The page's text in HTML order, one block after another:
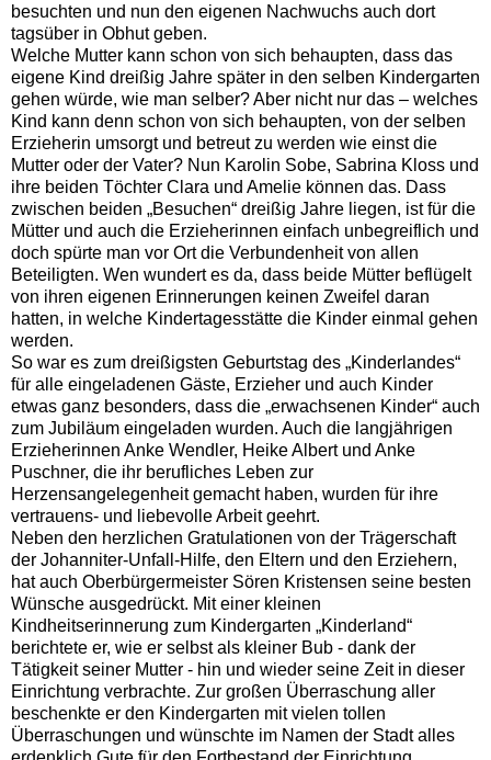
besuchten und nun den eigenen Nachwuchs auch dort
tagsüber in Obhut geben.
Welche Mutter kann schon von sich behaupten, dass das
eigene Kind dreißig Jahre später in den selben Kindergarten
gehen würde, wie man selber? Aber nicht nur das – welches
Kind kann denn schon von sich behaupten, von der selben
Erzieherin umsorgt und betreut zu werden wie einst die
Mutter oder der Vater? Nun Karolin Sobe, Sabrina Kloss und
ihre beiden Töchter Clara und Amelie können das. Dass
zwischen beiden „Besuchen“ dreißig Jahre liegen, ist für die
Mütter und auch die Erzieherinnen einfach unbegreiflich und
doch spürte man vor Ort die Verbundenheit von allen
Beteiligten. Wen wundert es da, dass beide Mütter beflügelt
von ihren eigenen Erinnerungen keinen Zweifel daran
hatten, in welche Kindertagesstätte die Kinder einmal gehen
werden.
So war es zum dreißigsten Geburtstag des „Kinderlandes“
für alle eingeladenen Gäste, Erzieher und auch Kinder
etwas ganz besonders, dass die „erwachsenen Kinder“ auch
zum Jubiläum eingeladen wurden. Auch die langjährigen
Erzieherinnen Anke Wendler, Heike Albert und Anke
Puschner, die ihr berufliches Leben zur
Herzensangelegenheit gemacht haben, wurden für ihre
vertrauens- und liebevolle Arbeit geehrt.
Neben den herzlichen Gratulationen von der Trägerschaft
der Johanniter-Unfall-Hilfe, den Eltern und den Erziehern,
hat auch Oberbürgermeister Sören Kristensen seine besten
Wünsche ausgedrückt. Mit einer kleinen
Kindheitserinnerung zum Kindergarten „Kinderland“
berichtete er, wie er selbst als kleiner Bub - dank der
Tätigkeit seiner Mutter - hin und wieder seine Zeit in dieser
Einrichtung verbrachte. Zur großen Überraschung aller
beschenkte er den Kindergarten mit vielen tollen
Überraschungen und wünschte im Namen der Stadt alles